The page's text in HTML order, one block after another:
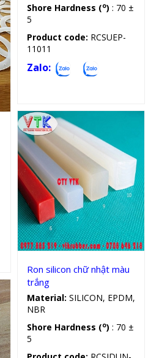
Shore Hardness (o) : 70 ±
5
Product code: RCSUEP-
11011
Zalo:
Sản phẩm kỹ thuật
Ron silicon chữ nhật màu
trắng
Material: SILICON, EPDM,
NBR
Shore Hardness (o) : 70 ±
5